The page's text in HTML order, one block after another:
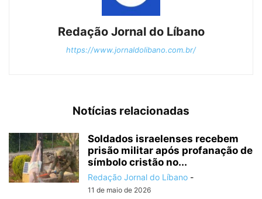
Redação Jornal do Líbano
https://www.jornaldolibano.com.br/
Notícias relacionadas
Soldados israelenses recebem
prisão militar após profanação de
símbolo cristão no...
Redação Jornal do Líbano -
11 de maio de 2026